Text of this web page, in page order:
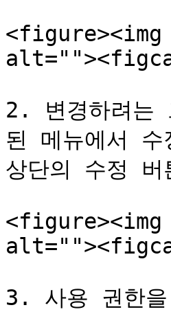
<figure><img
2. 변경하려는
된 메뉴에서
상단의 수정
<figure><img
3. 사용 권한